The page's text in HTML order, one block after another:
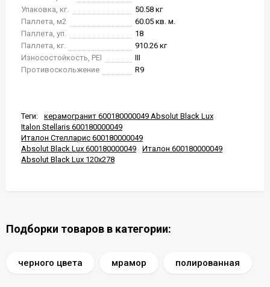
Упаковка, кг.
50.58 кг
Паллета, м2
60.05 кв. м.
Паллета, уп.
18
Паллета, кг.
910.26 кг
Износостойкость, PEI
III
Противоскольжение
R9
Теги:
керамогранит 600180000049 Absolut Black Lux
Italon Stellaris 600180000049
Италон Стелларис 600180000049
Absolut Black Lux 600180000049
Италон 600180000049
Absolut Black Lux 120х278
Подборки товаров в категории:
черного цвета мрамор полированная